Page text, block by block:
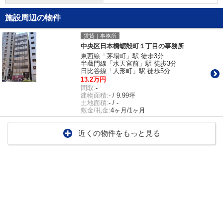
施設周辺の物件
賃貸｜事務所
中央区日本橋蛎殻町１丁目の事務所
東西線「茅場町」駅 徒歩3分
半蔵門線「水天宮前」駅 徒歩3分
日比谷線「人形町」駅 徒歩5分
13.2万円
間取:-
建物面積:- / 9.99坪
土地面積:- / -
敷金/礼金:4ヶ月/1ヶ月
近くの物件をもっと見る